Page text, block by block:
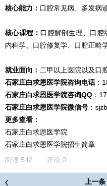
核心能力： 口腔常见病、多发病
核心课程： 口腔解剖生理、口腔
内科学、口腔修复学、口腔正畸
就业面向： 二甲以上医院以及口
石家庄白求恩医学院咨询电话：
石家庄白求恩医学院咨询QQ ：
石家庄白求恩医学院微信号 ：
更多查看：
石家庄白求恩医学院
石家庄白求恩医学院招生简章
阅读:542 评论:0
上一条